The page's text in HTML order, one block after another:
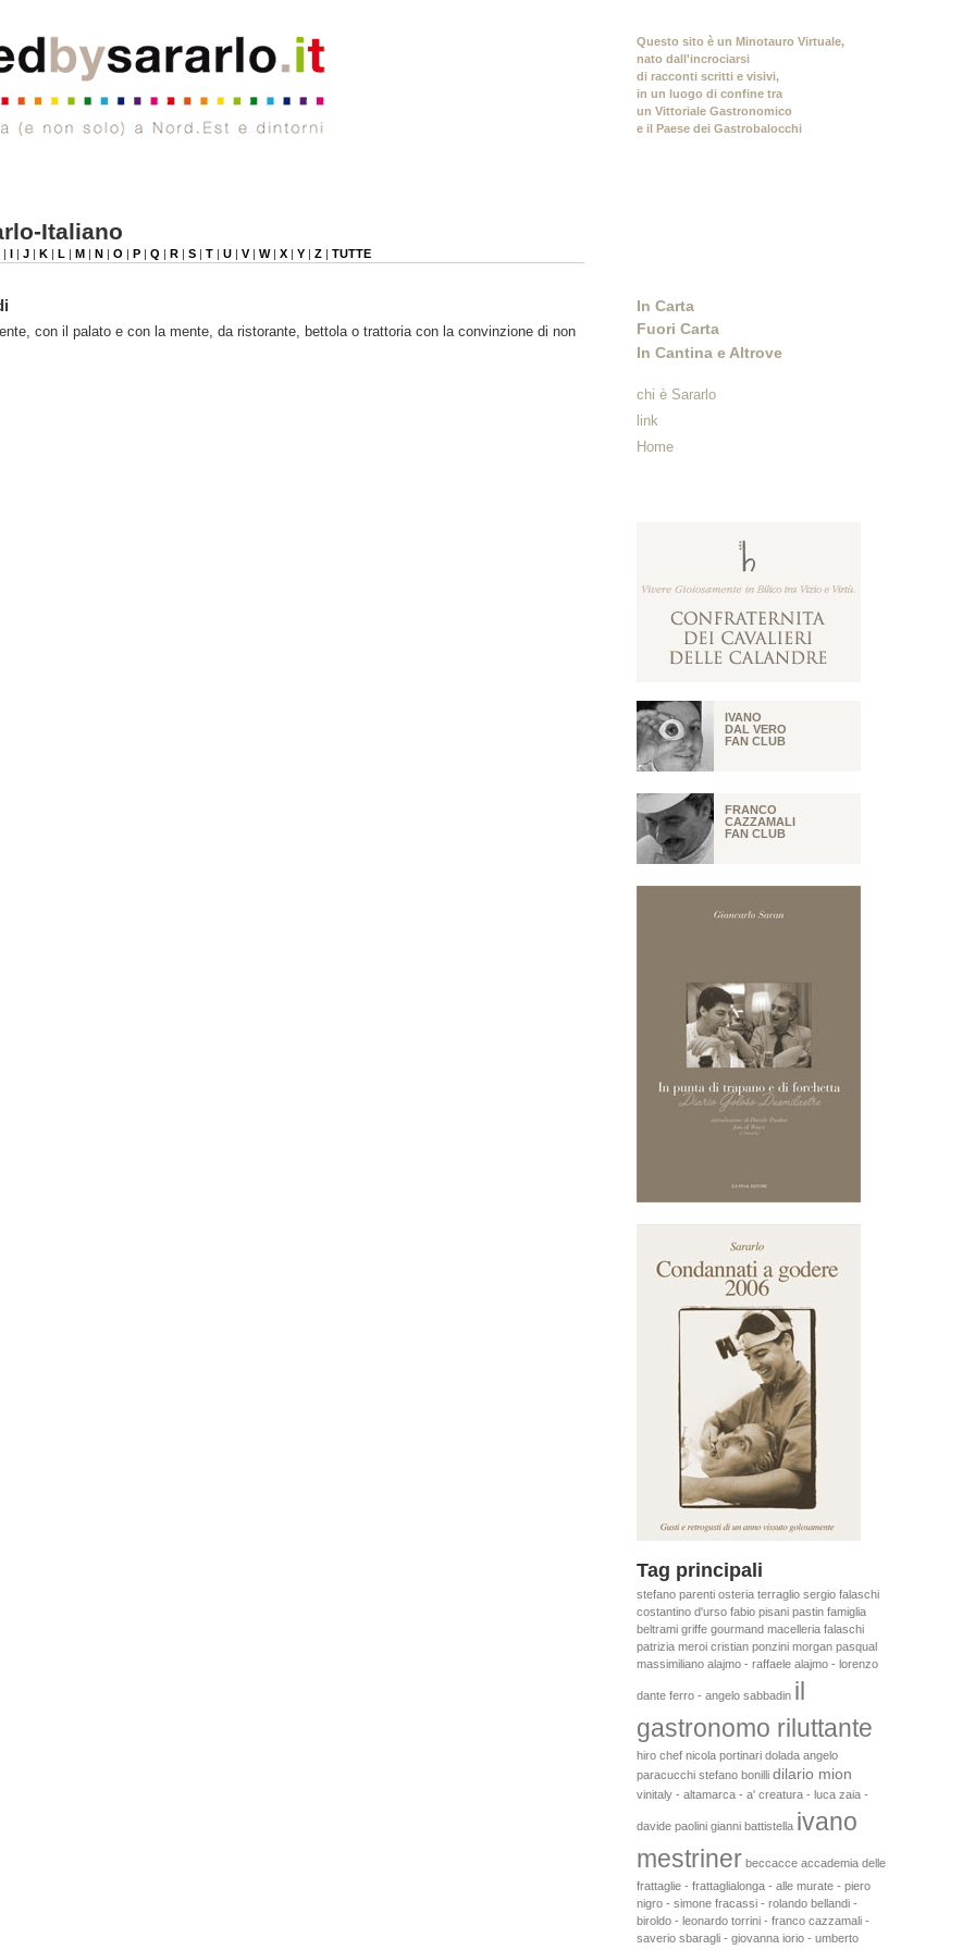
Italiano
| I| J| K| L | M| N| O | P| Q | R| S| T| U| V| W| X| Y| Z| TUTTE
con il palato e con la mente, da ristorante, bettola o trattoria con la convinzione di non
Questo sito è un Minotauro Virtuale,
nato dall'incrociarsi
di racconti scritti e visivi,
in un luogo di confine tra
un Vittoriale Gastronomico
e il Paese dei Gastrobalocchi
In Carta
Fuori Carta
In Cantina e Altrove
chi è Sararlo
link
Home
IVANO
DAL VERO
FAN CLUB
FRANCO
CAZZAMALI
FAN CLUB
Tag principali
stefano parenti osteria terraglio sergio falaschi
costantino d'urso fabio pisani pastin famiglia
beltrami griffe gourmand macelleria falaschi
patrizia meroi cristian ponzini morgan pasqual
massimiliano alajmo - raffaele alajmo - lorenzo
dante ferro - angelo sabbadin il
gastronomo riluttante
hiro chef nicola portinari dolada angelo
paracucchi stefano bonilli dilario mion
vinitaly - altamarca - a' creatura - luca zaia -
davide paolini gianni battistella ivano
mestriner beccacce accademia delle
frattaglie - frattaglialonga - alle murate - piero
nigro - simone fracassi - rolando bellandi -
biroldo - leonardo torrini - franco cazzamali -
saverio sbaragli - giovanna iorio - umberto